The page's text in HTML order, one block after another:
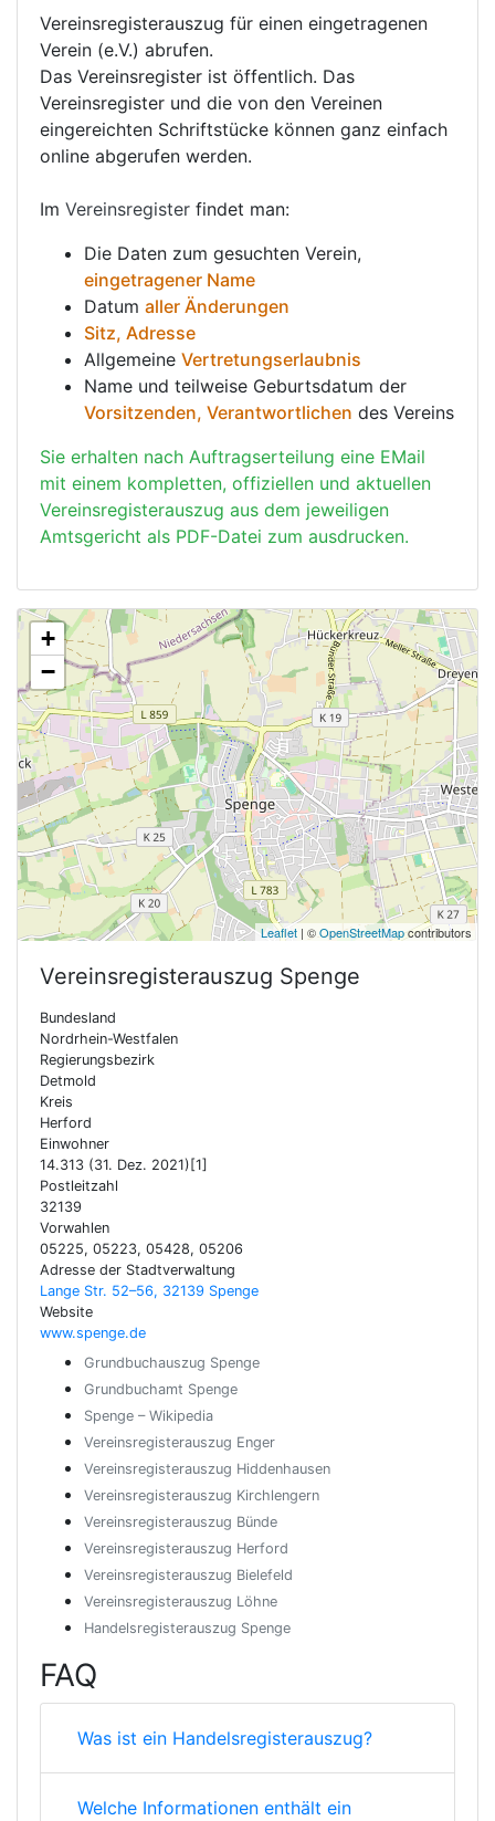
Vereinsregisterauszug für einen eingetragenen
Verein (e.V.) abrufen.
Das Vereinsregister ist öffentlich. Das
Vereinsregister und die von den Vereinen
eingereichten Schriftstücke können ganz einfach
online abgerufen werden.
Im Vereinsregister findet man:
Die Daten zum gesuchten Verein,
eingetragener Name
Datum aller Änderungen
Sitz, Adresse
Allgemeine Vertretungserlaubnis
Name und teilweise Geburtsdatum der
Vorsitzenden, Verantwortlichen des Vereins
Sie erhalten nach Auftragserteilung eine EMail
mit einem kompletten, offiziellen und aktuellen
Vereinsregisterauszug aus dem jeweiligen
Amtsgericht als PDF-Datei zum ausdrucken.
+
−
Leaflet | ©OpenStreetMapcontributors
Vereinsregisterauszug Spenge
Bundesland
Nordrhein-Westfalen
Regierungsbezirk
Detmold
Kreis
Herford
Einwohner
14.313 (31. Dez. 2021)[1]
Postleitzahl
32139
Vorwahlen
05225, 05223, 05428, 05206
Adresse der Stadtverwaltung
Lange Str. 52–56, 32139 Spenge
Website
www.spenge.de
Grundbuchauszug Spenge
Grundbuchamt Spenge
Spenge – Wikipedia
Vereinsregisterauszug Enger
Vereinsregisterauszug Hiddenhausen
Vereinsregisterauszug Kirchlengern
Vereinsregisterauszug Bünde
Vereinsregisterauszug Herford
Vereinsregisterauszug Bielefeld
Vereinsregisterauszug Löhne
Handelsregisterauszug Spenge
FAQ
Was ist ein Handelsregisterauszug?
Welche Informationen enthält ein